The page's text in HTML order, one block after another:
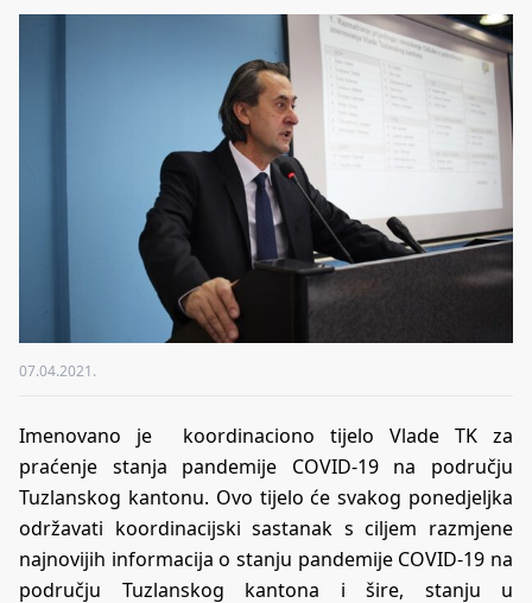
07.04.2021.
Imenovano je koordinaciono tijelo Vlade TK za
praćenje stanja pandemije COVID-19 na području
Tuzlanskog kantonu. Ovo tijelo će svakog ponedjeljka
održavati koordinacijski sastanak s ciljem razmjene
najnovijih informacija o stanju pandemije COVID-19 na
području Tuzlanskog kantona i šire, stanju u